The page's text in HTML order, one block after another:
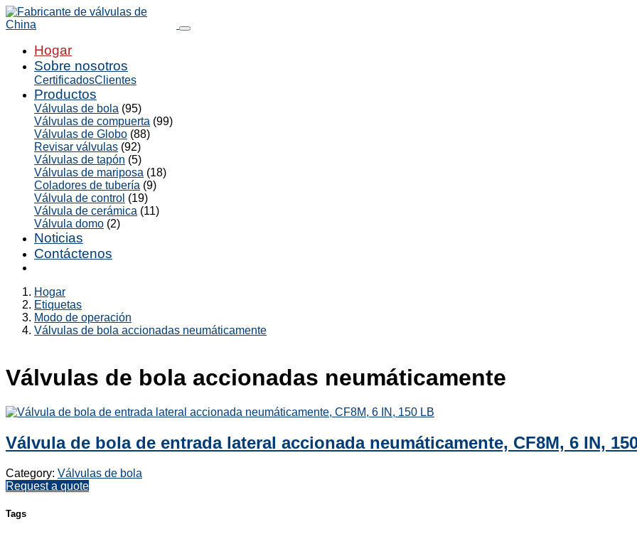
Hogar
Sobre nosotros
CertificadosClientes
Productos
Válvulas de bola (95)
Válvulas de compuerta (99)
Válvulas de Globo (88)
Revisar válvulas (92)
Válvulas de tapón (5)
Válvulas de mariposa (18)
Coladores de tubería (9)
Válvula de control (19)
Válvula de cerámica (11)
Válvula domo (2)
Noticias
Contáctenos
Hogar
Etiquetas
Modo de operación
Válvulas de bola accionadas neumáticamente
Válvulas de bola accionadas neumáticamente
Válvula de bola de entrada lateral accionada neumáticamente, CF8M, 6 IN,
Category: Válvulas de bola
Request a quote
Tags